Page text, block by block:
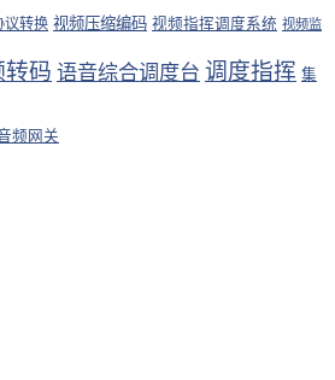
议转换 视频压缩编码 视频指挥调度系统 视频监
转码 语音综合调度台 调度指挥 集
频网关